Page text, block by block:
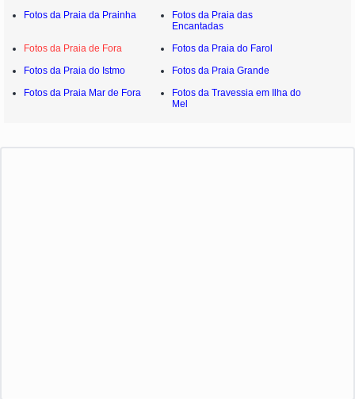
Fotos da Praia da Prainha
Fotos da Praia das
Encantadas
Fotos da Praia de Fora
Fotos da Praia do Farol
Fotos da Praia do Istmo
Fotos da Praia Grande
Fotos da Praia Mar de Fora
Fotos da Travessia em Ilha do
Mel